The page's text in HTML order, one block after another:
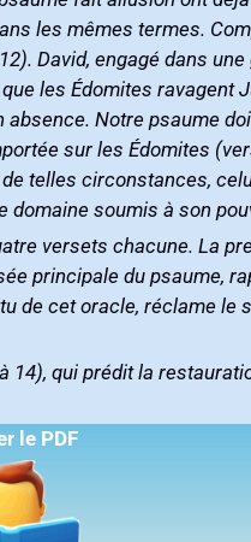
causée par
versets chacune‭. ‬La
principale du psaume‭,
de cet oracle‭, ‬réclame le
‬qui prédit la
le PDF